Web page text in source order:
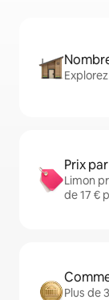
Prix
Limon
de 17 €
Plus de